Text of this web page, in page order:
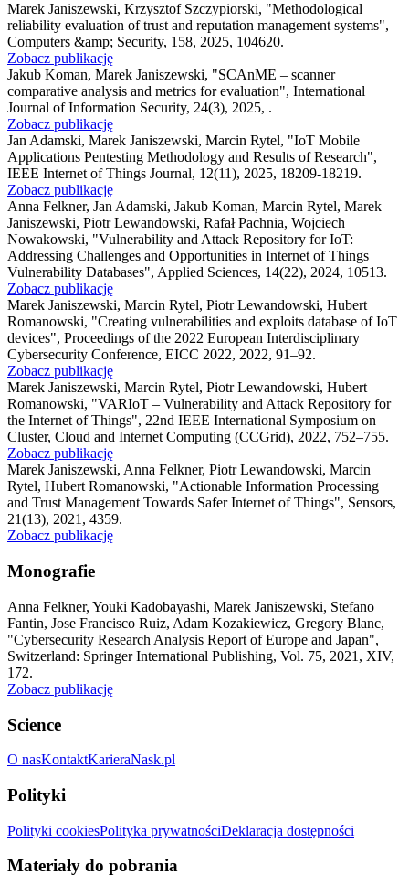
Marek Janiszewski, Krzysztof Szczypiorski, "Methodological
reliability evaluation of trust and reputation management systems",
Computers &amp; Security, 158, 2025, 104620.
Zobacz publikację
Jakub Koman, Marek Janiszewski, "SCAnME – scanner
comparative analysis and metrics for evaluation", International
Journal of Information Security, 24(3), 2025, .
Zobacz publikację
Jan Adamski, Marek Janiszewski, Marcin Rytel, "IoT Mobile
Applications Pentesting Methodology and Results of Research",
IEEE Internet of Things Journal, 12(11), 2025, 18209-18219.
Zobacz publikację
Anna Felkner, Jan Adamski, Jakub Koman, Marcin Rytel, Marek
Janiszewski, Piotr Lewandowski, Rafał Pachnia, Wojciech
Nowakowski, "Vulnerability and Attack Repository for IoT:
Addressing Challenges and Opportunities in Internet of Things
Vulnerability Databases", Applied Sciences, 14(22), 2024, 10513.
Zobacz publikację
Marek Janiszewski, Marcin Rytel, Piotr Lewandowski, Hubert
Romanowski, "Creating vulnerabilities and exploits database of IoT
devices", Proceedings of the 2022 European Interdisciplinary
Cybersecurity Conference, EICC 2022, 2022, 91–92.
Zobacz publikację
Marek Janiszewski, Marcin Rytel, Piotr Lewandowski, Hubert
Romanowski, "VARIoT – Vulnerability and Attack Repository for
the Internet of Things", 22nd IEEE International Symposium on
Cluster, Cloud and Internet Computing (CCGrid), 2022, 752–755.
Zobacz publikację
Marek Janiszewski, Anna Felkner, Piotr Lewandowski, Marcin
Rytel, Hubert Romanowski, "Actionable Information Processing
and Trust Management Towards Safer Internet of Things", Sensors,
21(13), 2021, 4359.
Zobacz publikację
Monografie
Anna Felkner, Youki Kadobayashi, Marek Janiszewski, Stefano
Fantin, Jose Francisco Ruiz, Adam Kozakiewicz, Gregory Blanc,
"Cybersecurity Research Analysis Report of Europe and Japan",
Switzerland: Springer International Publishing, Vol. 75, 2021, XIV,
172.
Zobacz publikację
Science
O nasKontaktKarieraNask.pl
Polityki
Polityki cookiesPolityka prywatnościDeklaracja dostępności
Materiały do pobrania